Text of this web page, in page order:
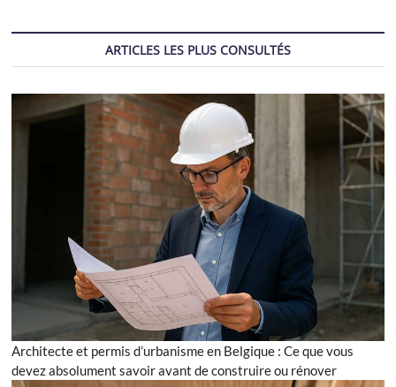
ARTICLES LES PLUS CONSULTÉS
Architecte et permis d’urbanisme en Belgique : Ce que vous
devez absolument savoir avant de construire ou rénover